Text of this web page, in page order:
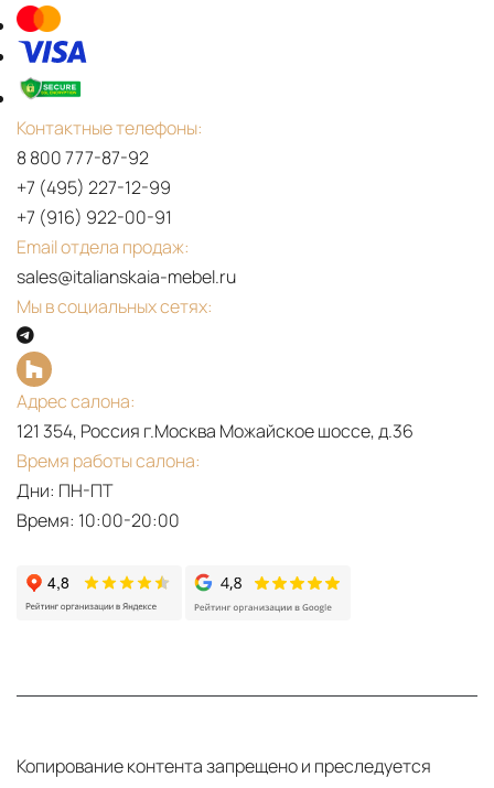
Контактные телефоны:
8 800 777-87-92
+7 (495) 227-12-99
+7 (916) 922-00-91
Email отдела продаж:
sales@italianskaia-mebel.ru
Мы в социальных сетях:
Адрес салона:
121 354, Россия г.Москва Можайское шоссе, д.36
Время работы салона:
Дни: ПН-ПТ
Время: 10:00-20:00
Копирование контента запрещено и преследуется